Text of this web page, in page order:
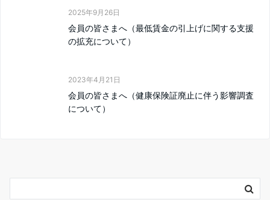
2025年9月26日
会員の皆さまへ（最低賃金の引上げに関する支援
の拡充について）
2023年4月21日
会員の皆さまへ（健康保険証廃止に伴う影響調査
について）